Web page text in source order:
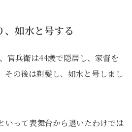
、如水と号する
官兵衛は44歳で隠居し、家督を
その後は剃髪し、如水と号しまし
いって表舞台から退いたわけでは